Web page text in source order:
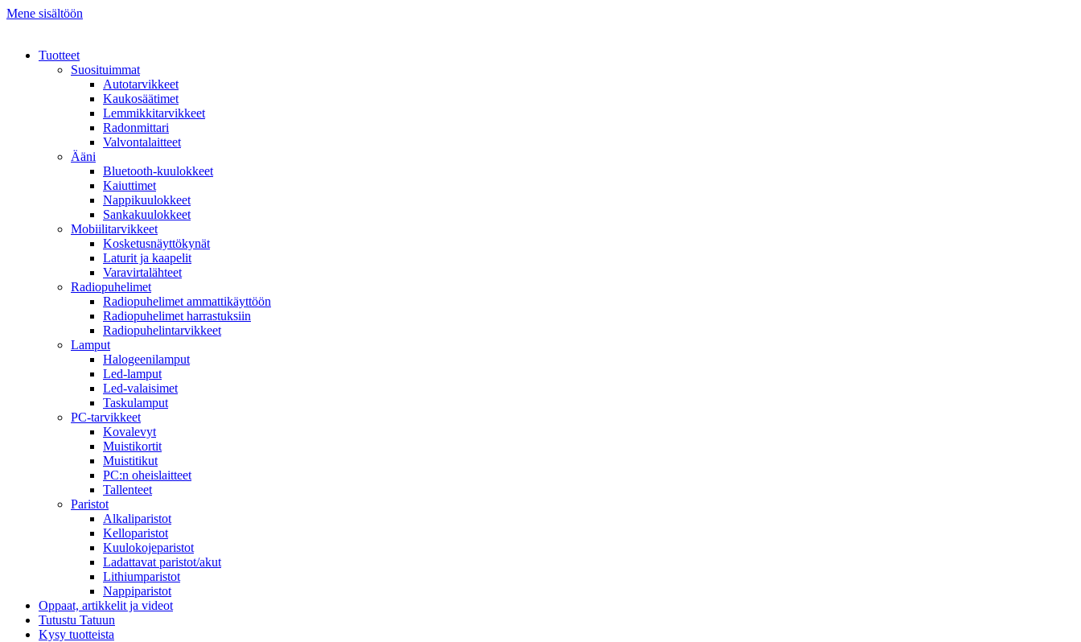
Mene sisältöön
Tuotteet
Suosituimmat
Autotarvikkeet
Kaukosäätimet
Lemmikkitarvikkeet
Radonmittari
Valvontalaitteet
Ääni
Bluetooth-kuulokkeet
Kaiuttimet
Nappikuulokkeet
Sankakuulokkeet
Mobiilitarvikkeet
Kosketusnäyttökynät
Laturit ja kaapelit
Varavirtalähteet
Radiopuhelimet
Radiopuhelimet ammattikäyttöön
Radiopuhelimet harrastuksiin
Radiopuhelintarvikkeet
Lamput
Halogeenilamput
Led-lamput
Led-valaisimet
Taskulamput
PC-tarvikkeet
Kovalevyt
Muistikortit
Muistitikut
PC:n oheislaitteet
Tallenteet
Paristot
Alkaliparistot
Kelloparistot
Kuulokojeparistot
Ladattavat paristot/akut
Lithiumparistot
Nappiparistot
Oppaat, artikkelit ja videot
Tutustu Tatuun
Kysy tuotteista